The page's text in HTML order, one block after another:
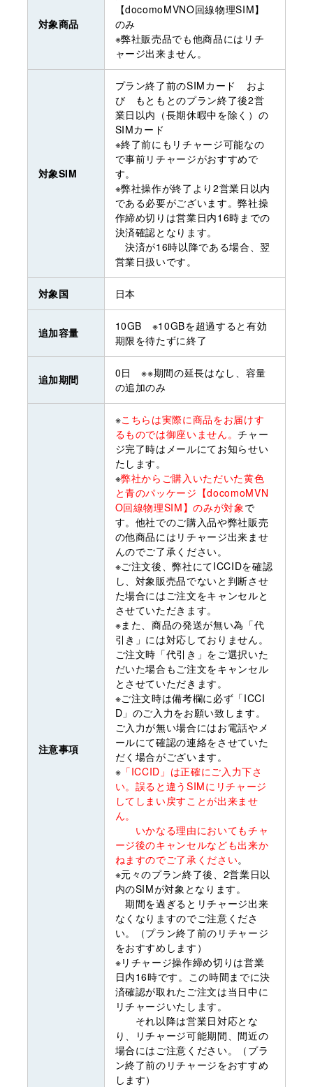
対象商品
【docomoMVNO回線物理SIM】
のみ
※弊社販売品でも他商品にはリチ
ャージ出来ません。
対象SIM
プラン終了前のSIMカード およ
び もともとのプラン終了後2営
業日以内（長期休暇中を除く）の
SIMカード
※終了前にもリチャージ可能なの
で事前リチャージがおすすめで
す。
※弊社操作が終了より2営業日以内
である必要がございます。弊社操
作締め切りは営業日内16時までの
決済確認となります。
決済が16時以降である場合、翌
営業日扱いです。
対象国 日本
追加容量
10GB ※10GBを超過すると有効
期限を待たずに終了
追加期間
0日 ※※期間の延長はなし、容量
の追加のみ
注意事項
※こちらは実際に商品をお届けす
るものでは御座いません。チャー
ジ完了時はメールにてお知らせい
たします。
※弊社からご購入いただいた黄色
と青のパッケージ【docomoMVN
O回線物理SIM】のみが対象 で
す。他社でのご購入品や弊社販売
の他商品にはリチャージ出来ませ
んのでご了承ください。
※ご注文後、弊社にてICCIDを確認
し、対象販売品でないと判断させ
た場合にはご注文をキャンセルと
させていただきます。
※また、商品の発送が無い為「代
引き」には対応しておりません。
ご注文時「代引き」をご選択いた
だいた場合もご注文をキャンセル
とさせていただきます。
※ご注文時は備考欄に必ず「ICCI
D」のご入力をお願い致します。
ご入力が無い場合にはお電話やメ
ールにて確認の連絡をさせていた
だく場合がございます。
※ 「ICCID」は正確にご入力下さ
い。誤ると違うSIMにリチャージ
してしまい戻すことが出来ませ
ん。
いかなる理由においてもチャ
ージ後のキャンセルなども出来か
ねますのでご了承ください。
※元々のプラン終了後、2営業日以
内のSIMが対象となります。
期間を過ぎるとリチャージ出来
なくなりますのでご注意くださ
い。（プラン終了前のリチャージ
をおすすめします）
※リチャージ操作締め切りは営業
日内16時です。この時間までに決
済確認が取れたご注文は当日中に
リチャージいたします。
それ以降は営業日対応とな
り、リチャージ可能期間、間近の
場合にはご注意ください。（プラ
ン終了前のリチャージをおすすめ
します）